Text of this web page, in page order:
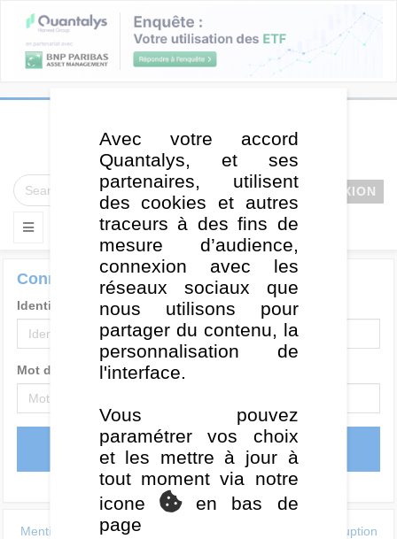
CONNEXION
Connexion
Identifiant
Mot de passe
Se connecter
Mentions légales -Données personnelles
Lutte anti-corruption
Avec votre accord
Quantalys, et ses
partenaires, utilisent
des cookies et autres
traceurs à des fins de
mesure d’audience,
connexion avec les
réseaux sociaux que
nous utilisons pour
partager du contenu, la
personnalisation de
l'interface.
Vous pouvez
paramétrer vos choix
et les mettre à jour à
tout moment via notre
icone
en bas de
page